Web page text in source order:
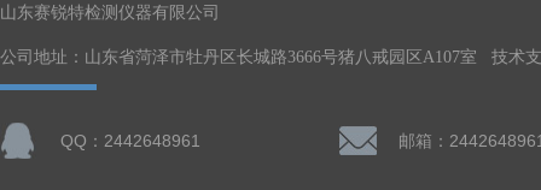
山东赛锐特检测仪器有限公司
公司地址：山东省菏泽市牡丹区长城路3666号猪八戒园区A107室 技术
QQ：2442648961 邮箱：